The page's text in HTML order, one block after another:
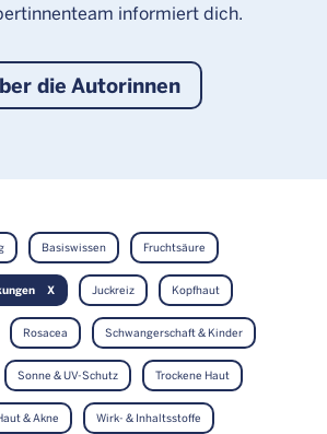
informiert dich.
die Autorinnen
Basiswissen Fruchtsäure
Juckreiz Kopfhaut
Rosacea Schwangerschaft & Kinder
Sonne & UV-Schutz Trockene Haut
& Akne Wirk- & Inhaltsstoffe